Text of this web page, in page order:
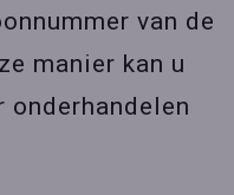
van de
manier kan u
onderhandelen